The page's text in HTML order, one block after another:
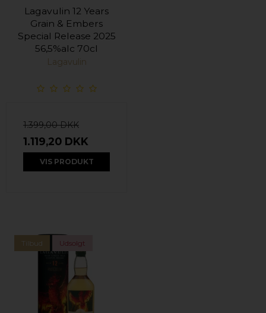
Lagavulin 12 Years
Grain & Embers
Special Release 2025
56,5%alc 70cl
Lagavulin
1.399,00 DKK
1.119,20 DKK
VIS PRODUKT
Tilbud Udsolgt